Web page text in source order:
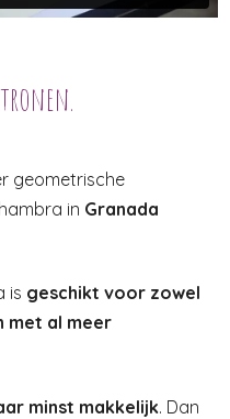
geometrische
in Granada
is geschikt voor zowel
met al meer
minst makkelijk. Dan